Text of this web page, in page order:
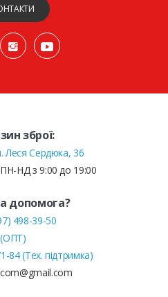
зброї:
Леся Сердюка, 36
НД з 9:00 до 19:00
допомога?
498-39-50
(ОПТ)
84 (Тех. підтримка)